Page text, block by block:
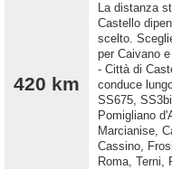
420 km
La distanza
Castello
scelto.
per Caivano
- Città di
conduce
SS675,
Pomigliano
Marcianise,
Cassino,
Roma, Terni,